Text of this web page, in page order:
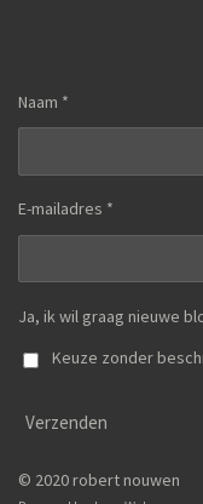
Naam *
E-mailadres *
Ja, ik wil graag nieuwe
Keuze zonder
Verzenden
© 2020 robert nouwen